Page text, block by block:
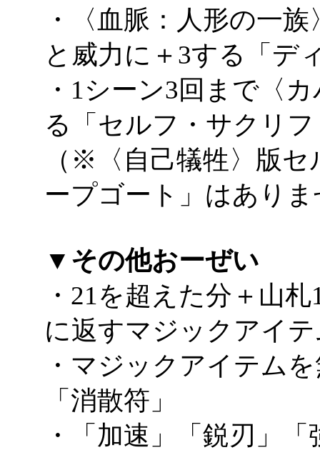
・〈血脈：人形の一
と威力に＋3する「デ
・1シーン3回まで〈
る「セルフ・サクリ
（※〈自己犠牲〉版
ープゴート」はあり
▼その他おーぜい
・21を超えた分＋山
に返すマジックアイ
・マジックアイテム
「消散符」
・「加速」「鋭刃」